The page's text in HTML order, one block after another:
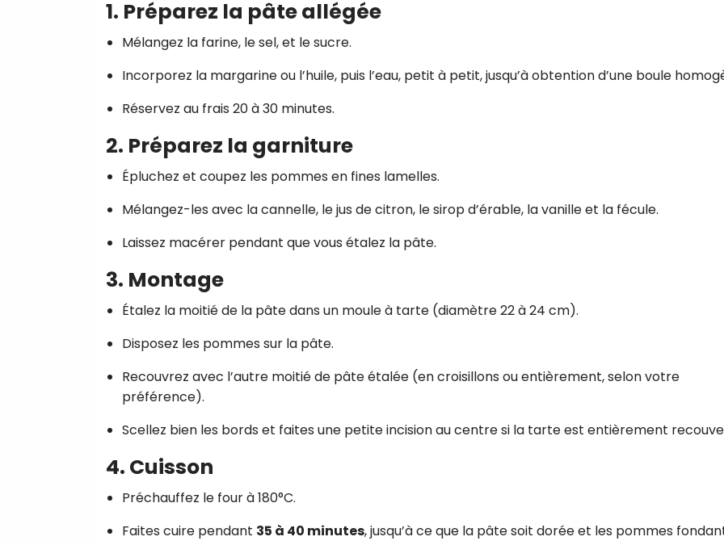
1. Préparez la pâte allégée
Mélangez la farine, le sel, et le sucre.
Incorporez la margarine ou l’huile, puis l’eau, petit à petit, jusqu’à obtention d’une boule
Réservez au frais 20 à 30 minutes.
2. Préparez la garniture
Épluchez et coupez les pommes en fines lamelles.
Mélangez-les avec la cannelle, le jus de citron, le sirop d’érable, la vanille et la fécule.
Laissez macérer pendant que vous étalez la pâte.
3. Montage
Étalez la moitié de la pâte dans un moule à tarte (diamètre 22 à 24 cm).
Disposez les pommes sur la pâte.
Recouvrez avec l’autre moitié de pâte étalée (en croisillons ou entièrement, selon votre
préférence).
Scellez bien les bords et faites une petite incision au centre si la tarte est entièrement
4. Cuisson
Préchauffez le four à 180°C.
Faites cuire pendant 35 à 40 minutes, jusqu’à ce que la pâte soit dorée et les pommes